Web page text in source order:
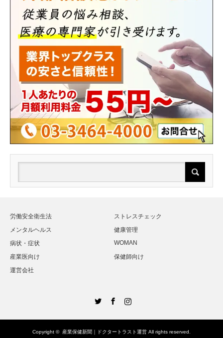
労働安全衛生法
ストレスチェック
メンタルヘルス
健康管理
病状・症状
WOMAN
産業医向け
保健師向け
運営会社
Copyright © 産業保健新聞｜ドクタートラスト運営 All rights reserved.